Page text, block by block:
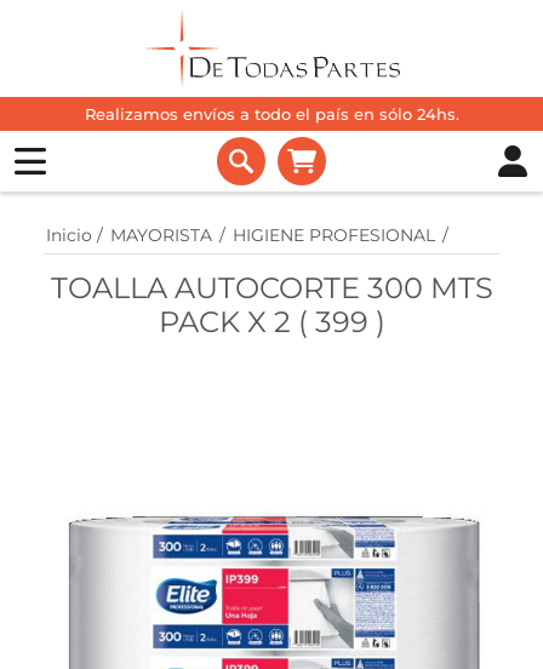
Realizamos envíos a todo el país en sólo 24hs.
Inicio / MAYORISTA / HIGIENE PROFESIONAL /
TOALLA AUTOCORTE 300 MTS
PACK X 2 ( 399 )